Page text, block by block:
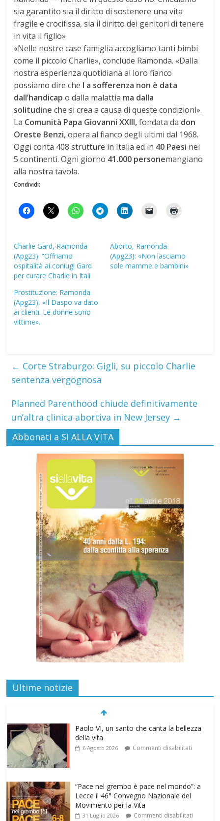
sia garantito sia il diritto di sostenere una vita
fragile e crocifissa, sia il diritto dei genitori di tenere
in vita il figlio»
«Nelle nostre case famiglia accogliamo tanti bimbi
come il piccolo Charlie», conclude Ramonda. «Dalla
nostra esperienza quotidiana al loro fianco
possiamo dire che l a sofferenza non è data
dall’handicapo dalla malattia ma dalla
solitudineche si crea a causa di queste condizioni».
​La Comunità Papa Giovanni XXIII,fondata da don
Oreste Benzi,opera al fianco degli ultimi dal 1968.
Oggi conta 408 strutture in Italia ed in 40 Paesi nei
5 continenti. Ogni giorno 41.000 personemangiano
alla nostra tavola.
Condividi:
Charlie Gard, Ramonda
(Apg23): “Offriamo
ospitalità ai coniugi Gard
per curare Charlie in Itali
Aborto, Ramonda
(Apg23): «Non lasciamo
sole mamme e bambini»
Prostituzione: Ramonda
(Apg23), «Il Daspo va dato
ai clienti. Le donne sono
vittime».
← Corte Straburgo: Gigli, su piccolo Charlie
sentenza vergognosa
Planned Parenthood chiude definitivamente
un’altra clinica abortiva in New Jersey →
Abbonati a SI ALLA VITA
Ultime notizie
Paolo VI, un santo che canta la bellezza
“Pace nel grembo è pace nel mondo”: a
Lecce il 46° Convegno Nazionale del
Life on air: in ascolto per la vita
26 Luglio 2026 Commenti disabilitati